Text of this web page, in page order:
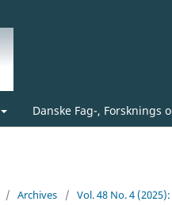
Danske Fag-, Forsknings
/ Archives / Vol. 48 No. 4